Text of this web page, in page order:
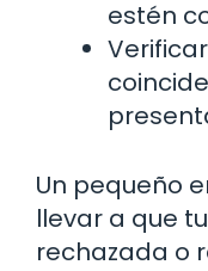
estén
Un pequeño
llevar a que
rechazada o